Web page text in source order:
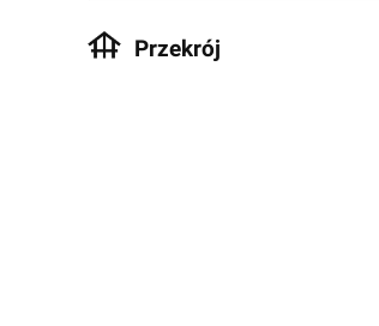
Przekrój